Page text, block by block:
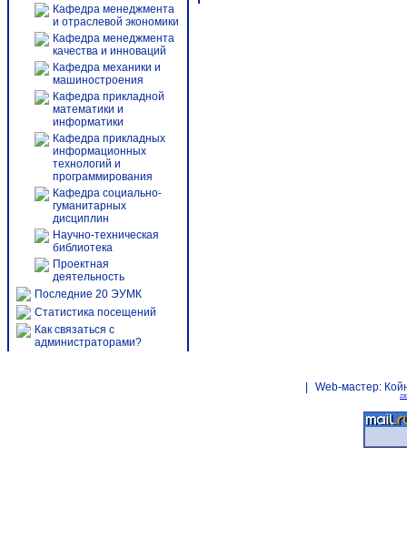
Кафедра менеджмента
и отраслевой экономики
Кафедра менеджмента
качества и инноваций
Кафедра механики и
машиностроения
Кафедра прикладной
математики и
информатики
Кафедра прикладных
информационных
технологий и
программирования
Кафедра социально-
гуманитарных
дисциплин
Научно-техническая
библиотека
Проектная
деятельность
Последние 20 ЭУМК
Статистика посещений
Как связаться с
администраторами?
Web-мастер: